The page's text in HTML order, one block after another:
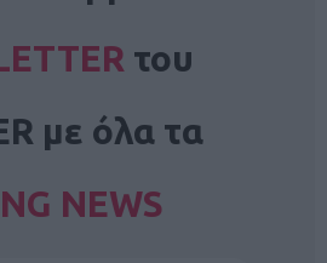
του
με όλα τα
NEWS